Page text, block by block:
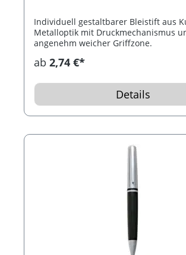
Individuell gestaltbarer Bleistift aus
Metalloptik mit Druckmechanismus
angenehm weicher Griffzone.
ab 2,74 €*
Details